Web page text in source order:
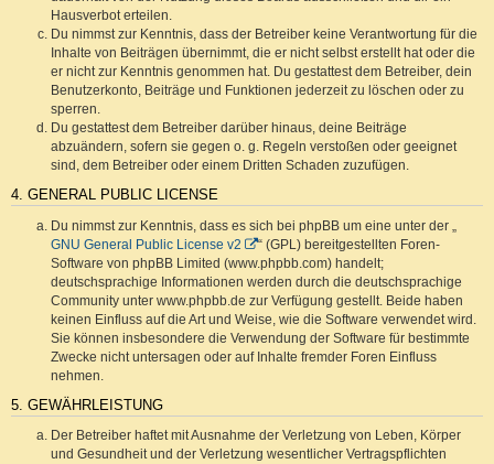
Hausverbot erteilen.
Du nimmst zur Kenntnis, dass der Betreiber keine Verantwortung für die
Inhalte von Beiträgen übernimmt, die er nicht selbst erstellt hat oder die
er nicht zur Kenntnis genommen hat. Du gestattest dem Betreiber, dein
Benutzerkonto, Beiträge und Funktionen jederzeit zu löschen oder zu
sperren.
Du gestattest dem Betreiber darüber hinaus, deine Beiträge
abzuändern, sofern sie gegen o. g. Regeln verstoßen oder geeignet
sind, dem Betreiber oder einem Dritten Schaden zuzufügen.
4. GENERAL PUBLIC LICENSE
Du nimmst zur Kenntnis, dass es sich bei phpBB um eine unter der „
GNU General Public License v2
“ (GPL) bereitgestellten Foren-
Software von phpBB Limited (www.phpbb.com) handelt;
deutschsprachige Informationen werden durch die deutschsprachige
Community unter www.phpbb.de zur Verfügung gestellt. Beide haben
keinen Einfluss auf die Art und Weise, wie die Software verwendet wird.
Sie können insbesondere die Verwendung der Software für bestimmte
Zwecke nicht untersagen oder auf Inhalte fremder Foren Einfluss
nehmen.
5. GEWÄHRLEISTUNG
Der Betreiber haftet mit Ausnahme der Verletzung von Leben, Körper
und Gesundheit und der Verletzung wesentlicher Vertragspflichten